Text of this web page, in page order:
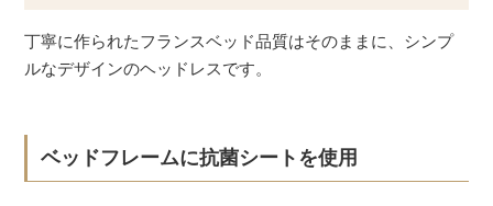
丁寧に作られたフランスベッド品質はそのままに、シンプ
ルなデザインのヘッドレスです。
ベッドフレームに抗菌シートを使用